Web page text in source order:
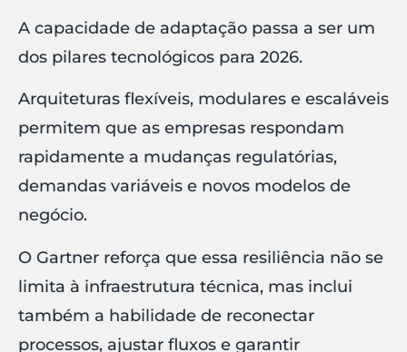
A capacidade de adaptação passa a ser um
dos pilares tecnológicos para 2026.
Arquiteturas flexíveis, modulares e escaláveis
permitem que as empresas respondam
rapidamente a mudanças regulatórias,
demandas variáveis e novos modelos de
negócio.
O Gartner reforça que essa resiliência não se
limita à infraestrutura técnica, mas inclui
também a habilidade de reconectar
processos, ajustar fluxos e garantir